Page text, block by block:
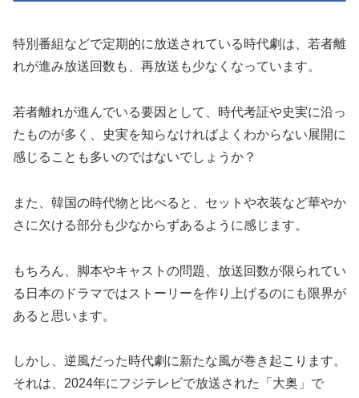
特別番組などで定期的に放送されている時代劇は、若者離
れが進み放送回数も、再放送も少なくなっています。
若者離れが進んでいる要因として、時代考証や史実に沿っ
たものが多く、史実を知らなければよくわからない展開に
感じることも多いのではないでしょうか？
また、韓国の時代物と比べると、セットや衣装など華やか
さに欠ける部分も少なからずあるように感じます。
もちろん、脚本やキャストの問題、放送回数が限られてい
る日本のドラマではストーリーを作り上げるのにも限界が
あると思います。
しかし、逆風だった時代劇に新たな風が巻き起こります。
それは、2024年にフジテレビで放送された「大奥」で